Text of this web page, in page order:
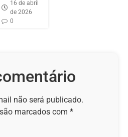
16 de abril
de 2026
0
não será publicado.
marcados com *